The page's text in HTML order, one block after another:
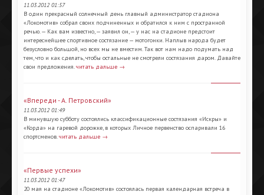
11.03.2012 01:57
В один прекрасный солнечный день главный администратор стадиона
«Локомотив» собрал своих подчиненных и обратился к ним с пространной
речью. — Как вам известно, — заявил он, — у нас на стадионе предстоит
интереснейшее спортивное состязание — мотогонки. Наплыв народа будет
безусловно большой, но всех мы не вместим. Так вот нам надо подумать над
тем, что и как сделать, чтобы остальные не смотрели состязания даром. Давайте
свои предложения.читать дальше →
«Впереди - А. Петровский»
11.03.2012 01:49
В минувшую субботу состоялись классификационные состязания «Искры» и
«Корда» на гаревой дорожке, в которых Личное первенство оспаривали 16
спортсменов.читать дальше →
«Первые успехи»
11.03.2012 01:47
20 мая на стадионе «Локомотив» состоялась первая календарная встреча в